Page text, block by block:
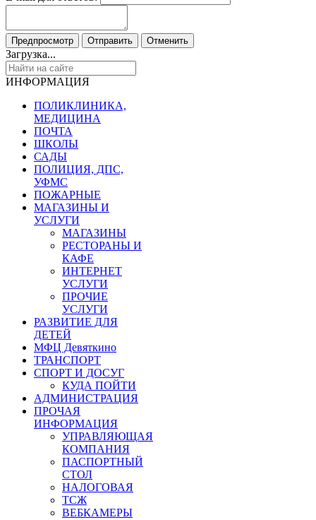
Загрузка...
ИНФОРМАЦИЯ
ПОЛИКЛИНИКА,
МЕДИЦИНА
ПОЧТА
ШКОЛЫ
САДЫ
ПОЛИЦИЯ, ДПС,
УФМС
ПОЖАРНЫЕ
МАГАЗИНЫ И
УСЛУГИ
МАГАЗИНЫ
РЕСТОРАНЫ И
КАФЕ
ИНТЕРНЕТ
УСЛУГИ
ПРОЧИЕ
УСЛУГИ
РАЗВИТИЕ ДЛЯ
ДЕТЕЙ
МФЦ Девяткино
ТРАНСПОРТ
СПОРТ И ДОСУГ
КУДА ПОЙТИ
АДМИНИСТРАЦИЯ
ПРОЧАЯ
ИНФОРМАЦИЯ
УПРАВЛЯЮЩАЯ
КОМПАНИЯ
ПАСПОРТНЫЙ
СТОЛ
НАЛОГОВАЯ
ТСЖ
ВЕБКАМЕРЫ